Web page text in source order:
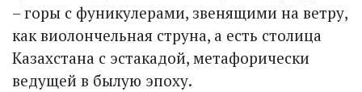
– горы с фуникулерами, звенящими на ветру,
как виолончельная струна, а есть столица
Казахстана с эстакадой, метафорически
ведущей в былую эпоху.